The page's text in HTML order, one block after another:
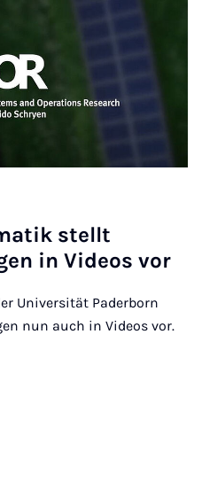
stellt
in Videos vor
Universität Paderborn
nun auch in Videos vor.